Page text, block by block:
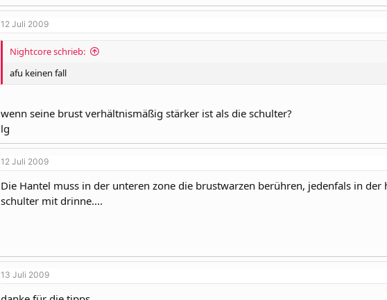
12 Juli 2009
Nightcore schrieb:
afu keinen fall
wenn seine brust verhältnismäßig stärker ist als die schulter?
lg
12 Juli 2009
Die Hantel muss in der unteren zone die brustwarzen berühren, jedenfals in
schulter mit drinne....
13 Juli 2009